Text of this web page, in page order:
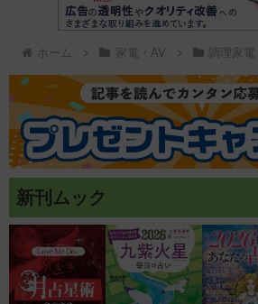
ホーム 家電・AV 調理家電
新刊ムック